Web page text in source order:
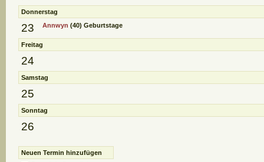
Donnerstag
23 Annwyn (40) Geburtstage
Freitag
24
Samstag
25
Sonntag
26
Neuen Termin hinzufügen